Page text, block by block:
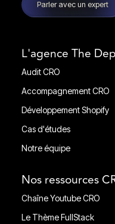
Parler avec un expert
L'agence The
Audit CRO
Audit CRO
Accompagnement CRO
Accompagnement CRO
Développement Shopify
Développement Shopify
Cas d'études
Cas d'études
Notre équipe
Nos ressources
Chaîne Youtube CRO
Chaîne Youtube CRO
Le Thème FullStack